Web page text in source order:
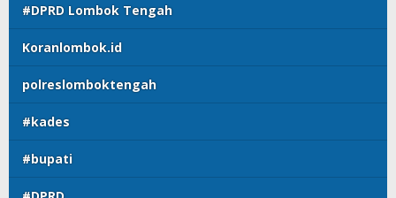
#DPRD Lombok Tengah
Koranlombok.id
polreslomboktengah
#kades
#bupati